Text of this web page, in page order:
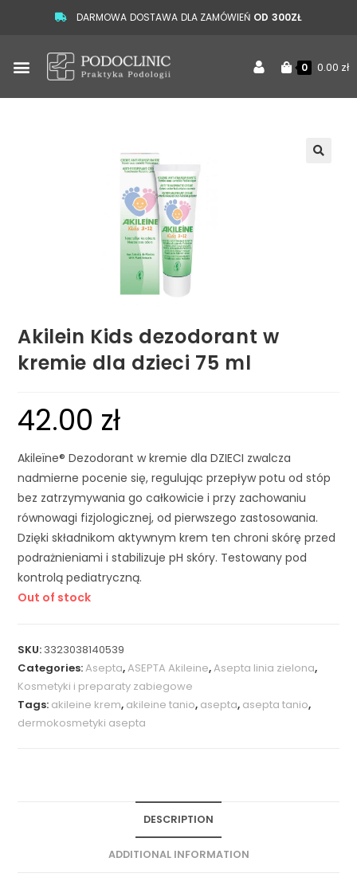
DARMOWA DOSTAWA DLA ZAMÓWIEŃ OD 300ZŁ
0 0.00 zł
Akilein Kids dezodorant w
kremie dla dzieci 75 ml
42.00 zł
Akileïne® Dezodorant w kremie dla DZIECI zwalcza
nadmierne pocenie się, regulując przepływ potu od stóp
bez zatrzymywania go całkowicie i przy zachowaniu
równowagi fizjologicznej, od pierwszego zastosowania.
Dzięki składnikom aktywnym krem ​​ten chroni skórę przed
podrażnieniami i stabilizuje pH skóry. Testowany pod
kontrolą pediatryczną.
Out of stock
SKU: 3323038140539
Categories:Asepta,ASEPTA Akileine,Asepta linia zielona,
Kosmetyki i preparaty zabiegowe
Tags: akileine krem, akileine tanio, asepta, asepta tanio,
dermokosmetyki asepta
DESCRIPTION
ADDITIONAL INFORMATION